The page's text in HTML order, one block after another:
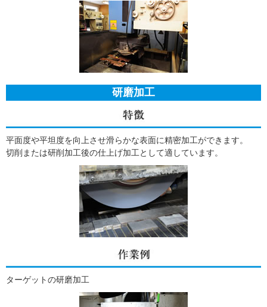
研磨加工
平面度や平坦度を向上させ滑らかな表面に精密加工ができます。
切削または研削加工後の仕上げ加工として適しています。
ターゲットの研磨加工